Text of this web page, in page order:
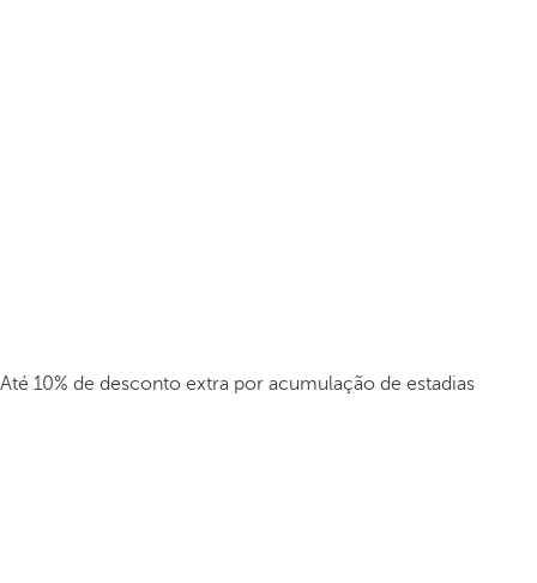
Até 10% de desconto extra por acumulação de estadias